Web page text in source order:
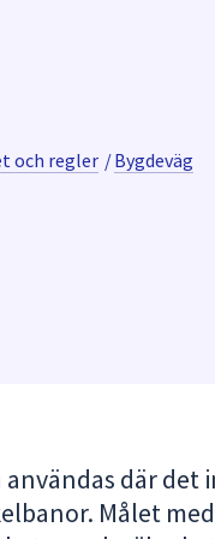
och regler /Bygdeväg
där det
Målet med